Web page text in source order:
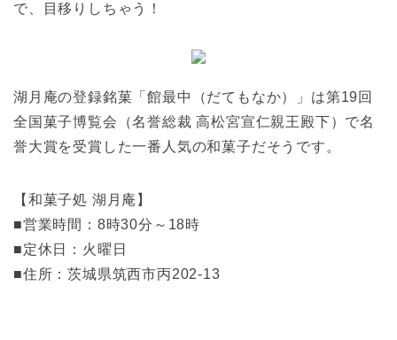
で、目移りしちゃう！
湖月庵の登録銘菓「館最中（だてもなか）」は第19回
全国菓子博覧会（名誉総裁 高松宮宣仁親王殿下）で名
誉大賞を受賞した一番人気の和菓子だそうです。
【和菓子処 湖月庵】
■営業時間：8時30分～18時
■定休日：火曜日
■住所：茨城県筑西市丙202-13